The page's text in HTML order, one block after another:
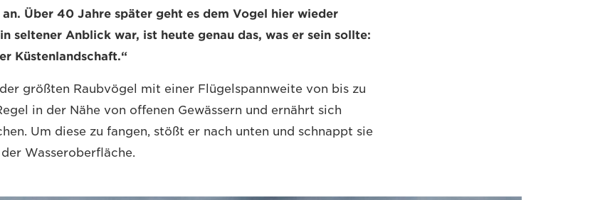
Über 40 Jahre später geht es dem Vogel hier wieder
seltener Anblick war, ist heute genau das, was er sein sollte:
Küstenlandschaft.“
größten Raubvögel mit einer Flügelspannweite von bis zu
in der Nähe von offenen Gewässern und ernährt sich
Um diese zu fangen, stößt er nach unten und schnappt sie
Wasseroberfläche.